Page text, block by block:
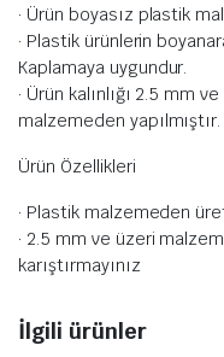
· Ürün boyasız plastik
· Plastik ürünlerin
Kaplamaya uygundur.
· Ürün kalınlığı 2.5 mm
malzemeden yapılmıştır.
Ürün Özellikleri
· Plastik malzemeden
· 2.5 mm ve üzeri
karıştırmayınız
İlgili ürünler